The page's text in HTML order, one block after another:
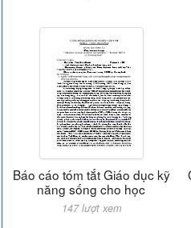
Báo cáo tóm tắt Giáo dục kỹ
năng sống cho học
147 lượt xem